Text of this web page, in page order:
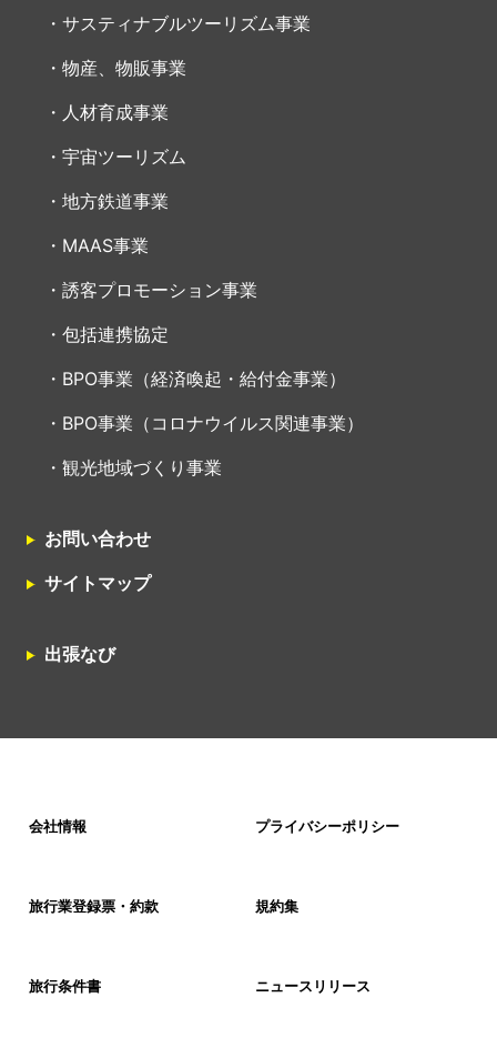
サスティナブルツーリズム事業
物産、物販事業
人材育成事業
宇宙ツーリズム
地方鉄道事業
MAAS事業
誘客プロモーション事業
包括連携協定
BPO事業（経済喚起・給付金事業）
BPO事業（コロナウイルス関連事業）
観光地域づくり事業
お問い合わせ
サイトマップ
出張なび
会社情報 プライバシーポリシー
旅行業登録票・約款 規約集
旅行条件書 ニュースリリース